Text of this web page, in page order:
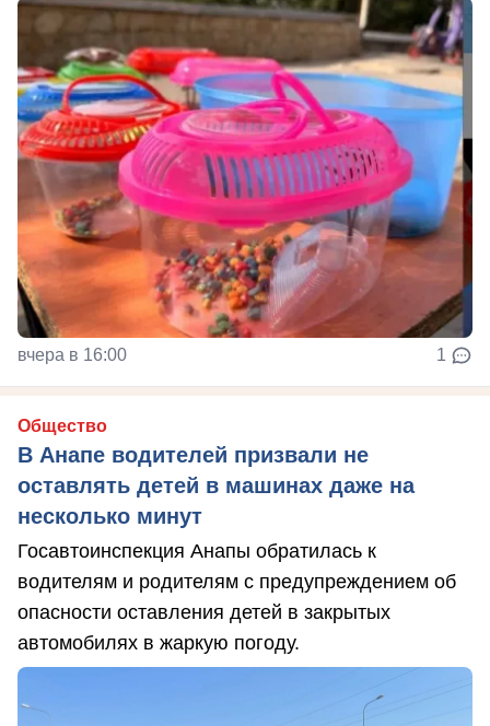
вчера в 16:00 1
Общество
В Анапе водителей призвали не
оставлять детей в машинах даже на
несколько минут
Госавтоинспекция Анапы обратилась к
водителям и родителям с предупреждением об
опасности оставления детей в закрытых
автомобилях в жаркую погоду.